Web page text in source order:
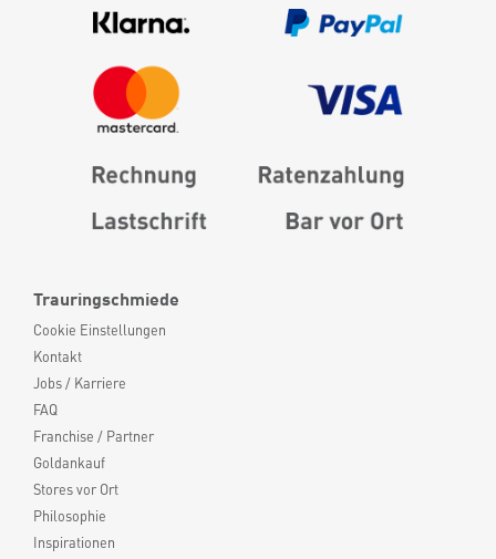
Trauringschmiede
Cookie Einstellungen
Kontakt
Jobs / Karriere
FAQ
Franchise / Partner
Goldankauf
Stores vor Ort
Philosophie
Inspirationen